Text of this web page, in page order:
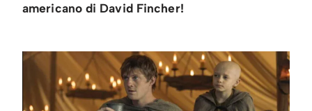
americano di David Fincher!